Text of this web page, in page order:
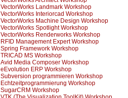
VectorWorks Landmark Workshop
VectorWorks Interiorcad Workshop
VectorWorks Machine Design Workshop
VectorWorks Spotlight Workshop
VectorWorks Renderworks Workshop
RFID Management Expert Workshop
Spring Framework Workshop
TRICAD MS Workshop
Avid Media Composer Workshop
eEvolution ERP Workshop
Subversion programmieren Workshop
Echtzeitprogrammierung Workshop
SugarCRM Workshop